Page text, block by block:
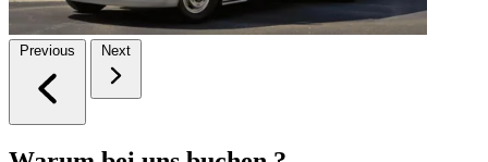
Previous Next